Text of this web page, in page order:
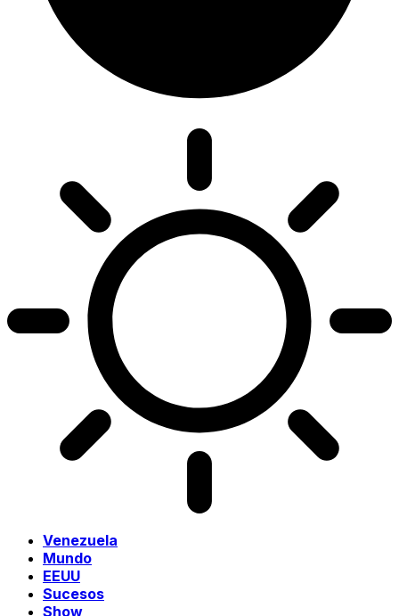
Venezuela
Mundo
EEUU
Sucesos
Show